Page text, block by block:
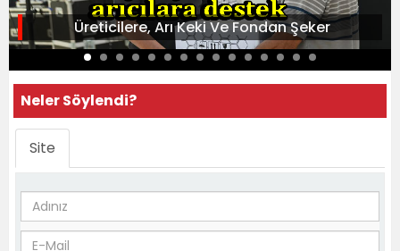
Üreticilere, Arı Keki Ve Fondan Şeker
Neler Söylendi?
Site